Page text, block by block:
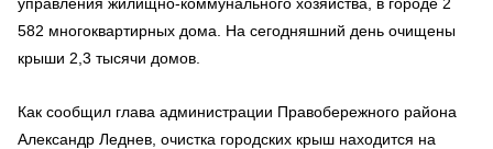
582 многоквартирных дома. На сегодняшний день очищены
крыши 2,3 тысячи домов.
Как сообщил глава администрации Правобережного района
Александр Леднев, очистка городских крыш находится на